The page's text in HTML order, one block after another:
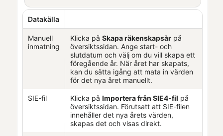
Datakälla
Manuell
inmatning
Klicka på Skapa räkenskapsår på
översiktssidan. Ange start- och
slutdatum och välj om du vill skapa ett
föregående år. När året har skapats,
kan du sätta igång att mata in värden
för det nya året manuellt.
SIE-fil Klicka på Importera från SIE4-fil på
översiktssidan. Förutsatt att SIE-filen
innehåller det nya årets värden,
skapas det och visas direkt.